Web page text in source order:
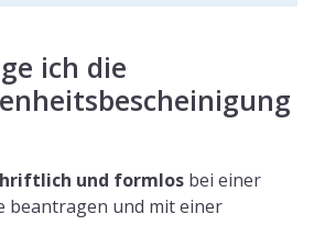
ich die
und formlos bei einer
beantragen und mit einer